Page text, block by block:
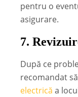
pentru o
asigurare.
7.
După ce
recomandat să
electrică a